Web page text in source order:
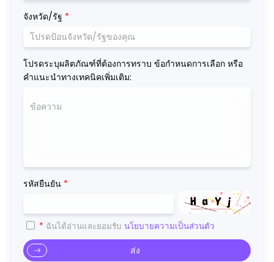
จังหวัด/รัฐ *
โปรดระบุผลิตภัณฑ์ที่ต้องการทราบ ข้อกำหนดการเลือก หรือ
คำแนะนำทางเทคนิคเพิ่มเติม:
รหัสยืนยัน *
ส่ง
* ฉันได้อ่านและยอมรับ นโยบายความเป็นส่วนตัว